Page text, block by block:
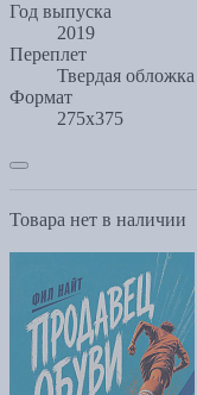
Год выпуска
2019
Переплет
Твердая обложка
Формат
275x375
Товара нет в наличии